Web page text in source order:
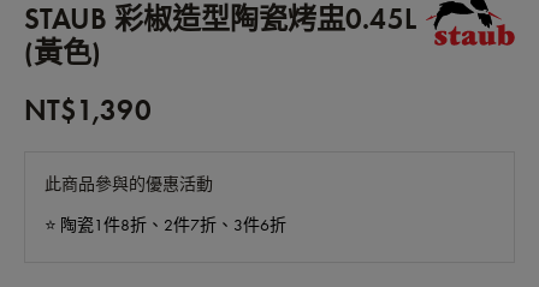
STAUB 彩椒造型陶瓷烤盅0.45L
(黃色)
NT$1,390
此商品參與的優惠活動
⭐️ 陶瓷1件8折、2件7折、3件6折